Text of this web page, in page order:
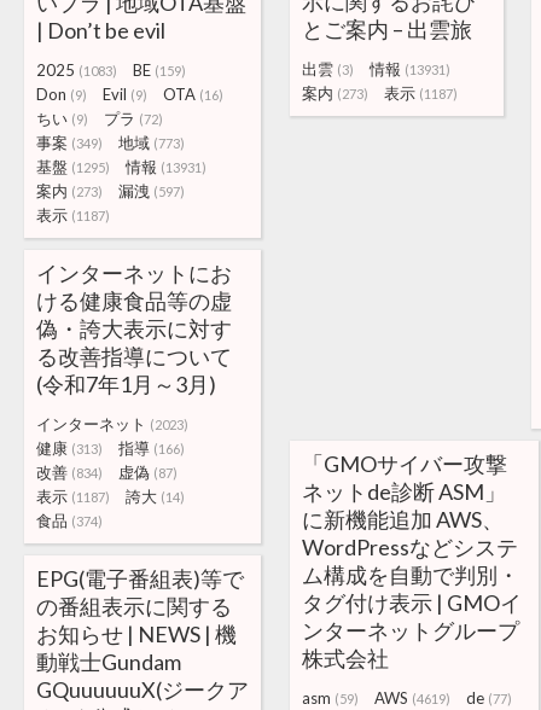
| Don’t be evil
2025 (1083) BE (159)
Don (9) Evil (9) OTA (16)
ちい (9) プラ (72)
事案 (349) 地域 (773)
基盤 (1295) 情報 (13931)
案内 (273) 漏洩 (597)
表示 (1187)
とご案内 – 出雲旅
出雲 (3) 情報 (13931)
案内 (273) 表示 (1187)
インターネットにお
ける健康食品等の虚
偽・誇大表示に対す
る改善指導について
(令和7年1月～3月)
インターネット (2023)
健康 (313) 指導 (166)
改善 (834) 虚偽 (87)
表示 (1187) 誇大 (14)
食品 (374)
「GMOサイバー攻撃
ネットde診断 ASM」
に新機能追加 AWS、
WordPressなどシステ
ム構成を自動で判別・
タグ付け表示 | GMOイ
ンターネットグループ
株式会社
asm (59) AWS (4619) de (77)
EPG(電子番組表)等で
の番組表示に関する
お知らせ | NEWS | 機
動戦士Gundam
GQuuuuuuX(ジークア